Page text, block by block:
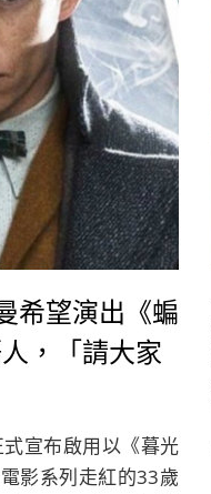
希望演出《蝙
，「請大家
宣布啟用以《暮光
影系列走紅的33歲